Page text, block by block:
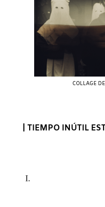
COLLAGE
| TIEMPO INÚTIL
I.